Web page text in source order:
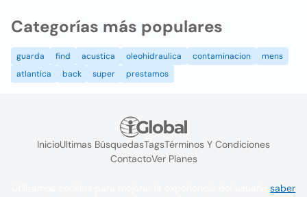
Categorías más populares
guarda find acustica oleohidraulica contaminacion
mens
atlantica
back super prestamos
InicioUltimas BúsquedasTagsTérminos Y Condiciones
ContactoVer Planes
saber